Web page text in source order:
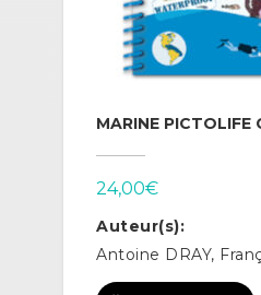
MARINE PICTOLIFE
24,00€
Auteur(s):
Antoine DRAY,